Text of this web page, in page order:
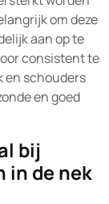
om deze
aan op te
consistent te
en schouders
en goed
bij
in de nek